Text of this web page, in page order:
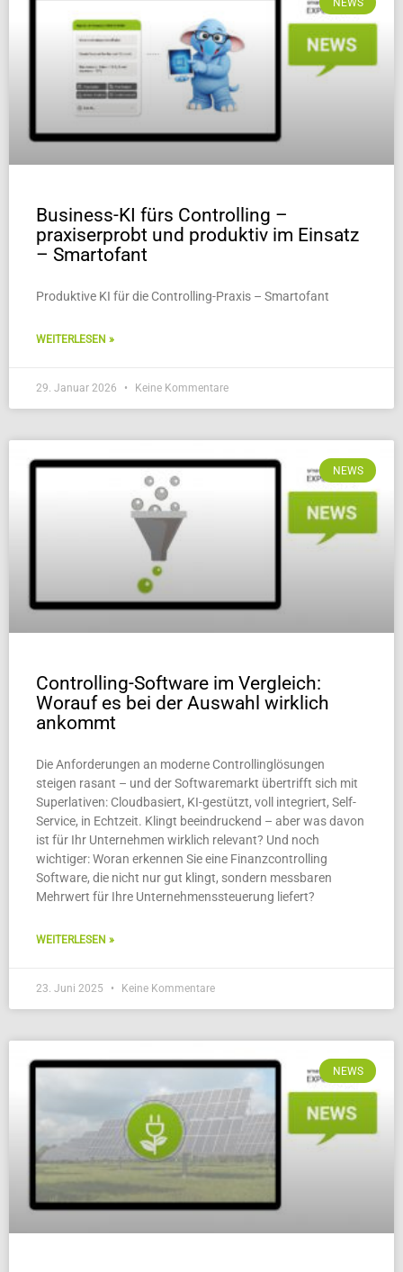
Business-KI fürs Controlling –
praxiserprobt und produktiv im Einsatz
– Smartofant
Produktive KI für die Controlling-Praxis – Smartofant
WEITERLESEN »
29. Januar 2026 Keine Kommentare
NEWS
Controlling-Software im Vergleich:
Worauf es bei der Auswahl wirklich
ankommt
Die Anforderungen an moderne Controllinglösungen
steigen rasant – und der Softwaremarkt übertrifft sich mit
Superlativen: Cloudbasiert, KI-gestützt, voll integriert, Self-
Service, in Echtzeit. Klingt beeindruckend – aber was davon
ist für Ihr Unternehmen wirklich relevant? Und noch
wichtiger: Woran erkennen Sie eine Finanzcontrolling
Software, die nicht nur gut klingt, sondern messbaren
Mehrwert für Ihre Unternehmenssteuerung liefert?
WEITERLESEN »
23. Juni 2025 Keine Kommentare
NEWS